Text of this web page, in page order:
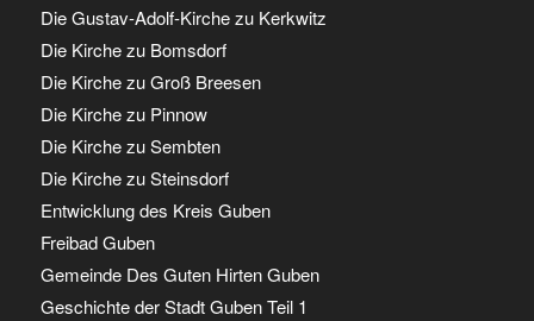
Die Gustav-Adolf-Kirche zu Kerkwitz
Die Kirche zu Bomsdorf
Die Kirche zu Groß Breesen
Die Kirche zu Pinnow
Die Kirche zu Sembten
Die Kirche zu Steinsdorf
Entwicklung des Kreis Guben
Freibad Guben
Gemeinde Des Guten Hirten Guben
Geschichte der Stadt Guben Teil 1